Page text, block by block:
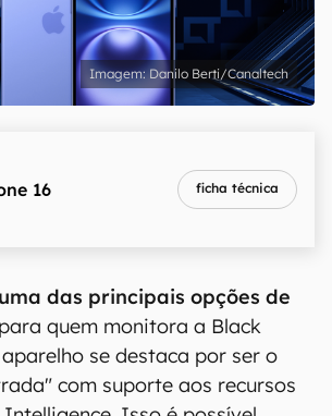
Danilo Berti/Canaltech
16 ficha técnica
das principais opções de
para quem monitora a Black
se destaca por ser o
com suporte aos recursos